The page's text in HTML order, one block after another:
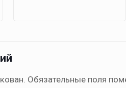
Обязательные поля